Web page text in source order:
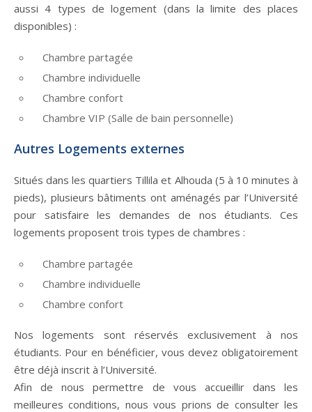
aussi 4 types de logement (dans la limite des places
disponibles) :
Chambre partagée
Chambre individuelle
Chambre confort
Chambre VIP (Salle de bain personnelle)
Autres Logements externes
Situés dans les quartiers Tillila et Alhouda (5 à 10 minutes à
pieds), plusieurs bâtiments ont aménagés par l’Université
pour satisfaire les demandes de nos étudiants. Ces
logements proposent trois types de chambres :
Chambre partagée
Chambre individuelle
Chambre confort
Nos logements sont réservés exclusivement à nos
étudiants. Pour en bénéficier, vous devez obligatoirement
être déjà inscrit à l’Université.
Afin de nous permettre de vous accueillir dans les
meilleures conditions, nous vous prions de consulter les